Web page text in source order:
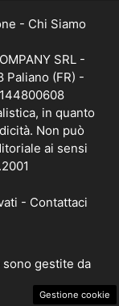
- Chi Siamo
SRL -
Paliano (FR) -
in quanto
Non può
ai sensi
- Contattaci
gestite da
Gestione cookie